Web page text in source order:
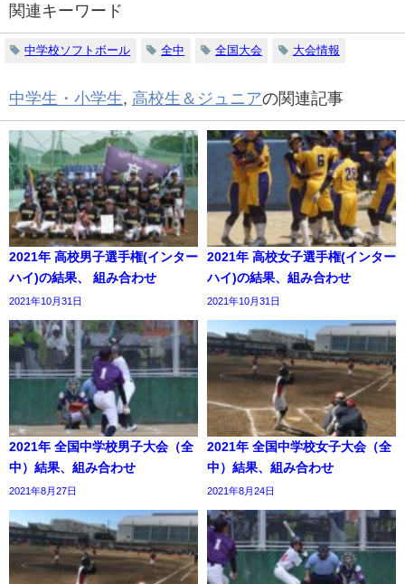
関連キーワード
中学校ソフトボール 全中 全国大会 大会情報
中学生・小学生, 高校生＆ジュニアの関連記事
2021年 高校男子選手権(インター
ハイ)の結果、 組み合わせ
2021年10月31日
2021年 高校女子選手権(インター
ハイ)の結果、組み合わせ
2021年10月31日
2021年 全国中学校男子大会（全
中）結果、組み合わせ
2021年8月27日
2021年 全国中学校女子大会（全
中）結果、組み合わせ
2021年8月24日